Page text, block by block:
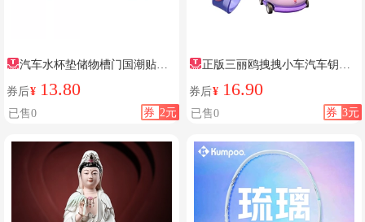
汽车水杯垫储物槽门国潮贴装
饰品
券后¥ 13.80
券 2元
已售0
正版三丽鸥拽拽小车汽车钥匙
扣
券后¥ 16.90
券 3元
已售0